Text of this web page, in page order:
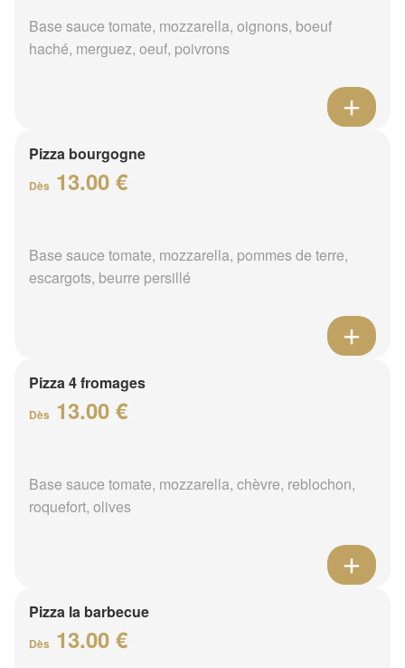
Base sauce tomate, mozzarella, oignons, boeuf
haché, merguez, oeuf, poivrons
Pizza bourgogne
Dès 13.00 €
Base sauce tomate, mozzarella, pommes de terre,
escargots, beurre persillé
Pizza 4 fromages
Dès 13.00 €
Base sauce tomate, mozzarella, chèvre, reblochon,
roquefort, olives
Pizza la barbecue
Dès 13.00 €